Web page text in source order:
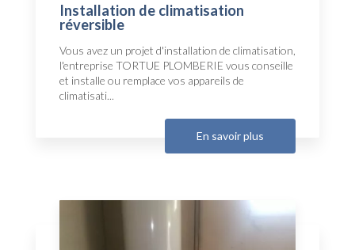
Installation de climatisation
réversible
Vous avez un projet d'installation de climatisation,
l'entreprise TORTUE PLOMBERIE vous conseille
et installe ou remplace vos appareils de
climatisati...
En savoir plus